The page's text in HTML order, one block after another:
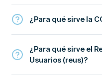
¿Para qué sirve la
¿Para qué sirve el
Usuarios (reus)?